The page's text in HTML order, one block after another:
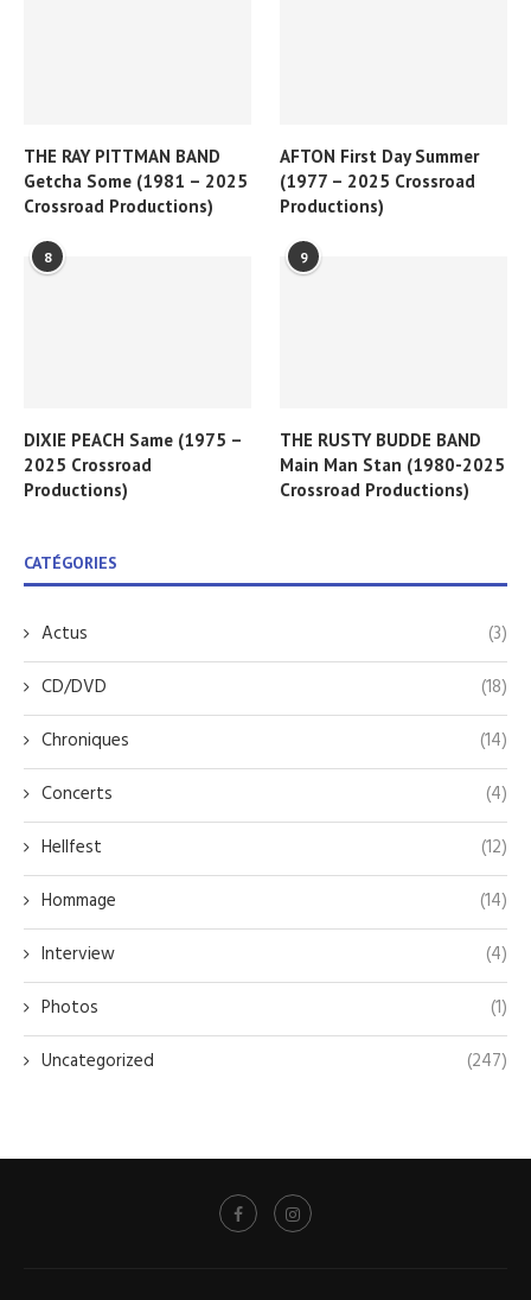
THE RAY PITTMAN BAND
Getcha Some (1981 – 2025
Crossroad Productions)
AFTON First Day Summer
(1977 – 2025 Crossroad
Productions)
8
DIXIE PEACH Same (1975 –
2025 Crossroad
Productions)
9
THE RUSTY BUDDE BAND
Main Man Stan (1980-2025
Crossroad Productions)
CATÉGORIES
Actus
(3)
CD/DVD
(18)
Chroniques
(14)
Concerts
(4)
Hellfest
(12)
Hommage
(14)
Interview
(4)
Photos
(1)
Uncategorized
(247)